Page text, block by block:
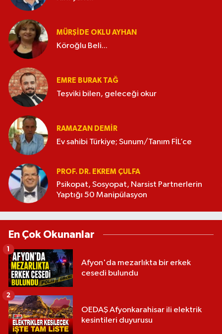
MÜRŞIDE OKLU AYHAN
Köroğlu Beli...
EMRE BURAK TAĞ
Teşviki bilen, geleceği okur
RAMAZAN DEMİR
Ev sahibi Türkiye; Sunum/Tanım FİL’ce
PROF. DR. EKREM ÇULFA
Psikopat, Sosyopat, Narsist Partnerlerin
Yaptığı 50 Manipülasyon
En Çok Okunanlar
Afyon'da mezarlıkta bir erkek
cesedi bulundu
1
OEDAŞ Afyonkarahisar ili elektrik
kesintileri duyurusu
2